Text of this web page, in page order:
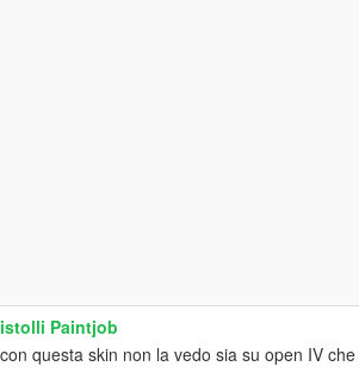
Paintjob
questa skin non la vedo sia su open IV che